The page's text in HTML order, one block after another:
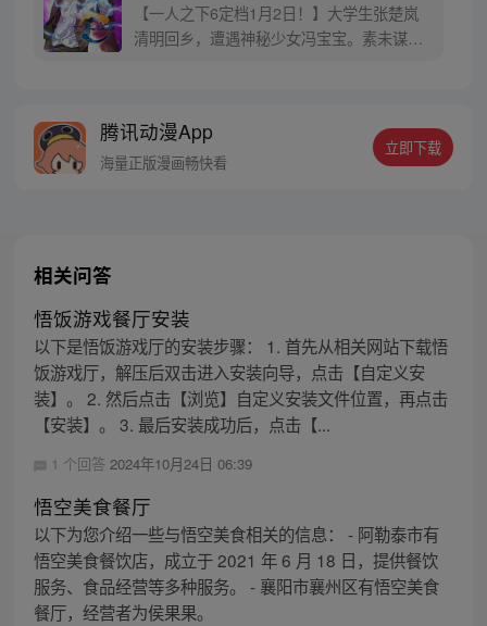
【一人之下6定档1月2日！】大学生张楚岚
清明回乡，遭遇神秘少女冯宝宝。素未谋面
密，张楚岚的生活被彻底颠覆，与冯宝宝一
同踏上“异人”之旅。
腾讯动漫App
海量正版漫画畅快看
立即下载
相关问答
悟饭游戏餐厅安装
以下是悟饭游戏厅的安装步骤： 1. 首先从相关网站下载悟
饭游戏厅，解压后双击进入安装向导，点击【自定义安
装】。 2. 然后点击【浏览】自定义安装文件位置，再点击
【安装】。 3. 最后安装成功后，点击【...
1 个回答 2024年10月24日 06:39
悟空美食餐厅
以下为您介绍一些与悟空美食相关的信息： - 阿勒泰市有
悟空美食餐饮店，成立于 2021 年 6 月 18 日，提供餐饮
服务、食品经营等多种服务。 - 襄阳市襄州区有悟空美食
餐厅，经营者为侯果果。